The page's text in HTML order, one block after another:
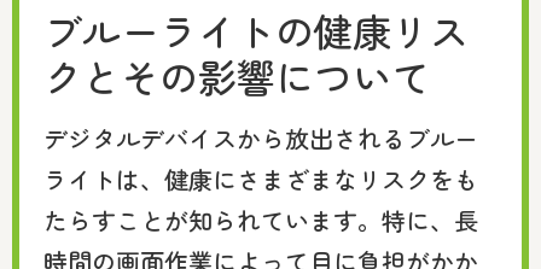
ブルーライトの健康リス
クとその影響について
デジタルデバイスから放出されるブルー
ライトは、健康にさまざまなリスクをも
たらすことが知られています。特に、長
時間の画面作業によって目に負担がかか